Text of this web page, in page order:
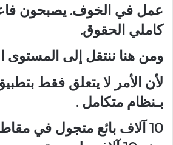
عمل في الخوف. يصبحون
كاملي الحقوق.
ومن هنا ننتقل إلى المستوى
لأن الأمر لا يتعلق فقط
بـنظام متكامل .
10 آلاف بائع متجول في